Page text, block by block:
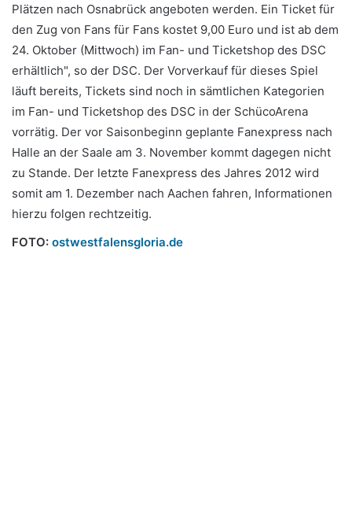
Plätzen nach Osnabrück angeboten werden. Ein Ticket für
den Zug von Fans für Fans kostet 9,00 Euro und ist ab dem
24. Oktober (Mittwoch) im Fan- und Ticketshop des DSC
erhältlich", so der DSC. Der Vorverkauf für dieses Spiel
läuft bereits, Tickets sind noch in sämtlichen Kategorien
im Fan- und Ticketshop des DSC in der SchücoArena
vorrätig. Der vor Saisonbeginn geplante Fanexpress nach
Halle an der Saale am 3. November kommt dagegen nicht
zu Stande. Der letzte Fanexpress des Jahres 2012 wird
somit am 1. Dezember nach Aachen fahren, Informationen
hierzu folgen rechtzeitig.
FOTO: ostwestfalensgloria.de